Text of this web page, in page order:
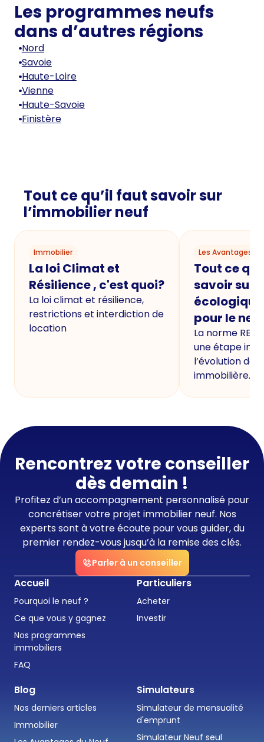
Les programmes neufs
dans d’autres régions
Nord
Savoie
Haute-Loire
Vienne
Haute-Savoie
Finistère
Tout ce qu’il faut savoir sur
l’immobilier neuf
Immobilier
La loi Climat et
Résilience , c'est quoi?
La loi climat et résilience,
restrictions et interdiction de
location
Les Avantages
Tout ce
savoir sur
écologique
pour le
La norme
une étape
l’évolution de
immobilière.
Rencontrez votre conseiller
dès demain !
Profitez d’un accompagnement personnalisé pour
concrétiser votre projet immobilier neuf. Nos
experts sont à votre écoute pour vous guider, du
premier rendez-vous jusqu’à la remise des clés.
Parler à un conseiller
Accueil
Pourquoi le neuf ?
Ce que vous y gagnez
Nos programmes
immobiliers
FAQ
Particuliers
Acheter
Investir
Blog
Nos derniers articles
Immobilier
Simulateurs
Simulateur de mensualité
d'emprunt
Simulateur Neuf seul